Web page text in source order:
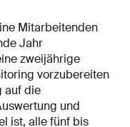
Mitarbeitenden
Jahr
zweijährige
vorzubereiten
auf die
und
ist, alle fünf bis